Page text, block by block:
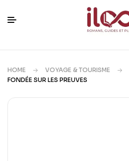
HOME VOYAGE & TOURISME
FONDÉE SUR LES PREUVES